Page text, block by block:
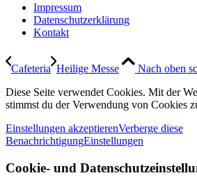
Impressum
Datenschutzerklärung
Kontakt
Cafeteria Heilige Messe
Nach oben
Diese Seite verwendet Cookies. Mit der
stimmst du der Verwendung von Cookies
Einstellungen akzeptierenVerberge diese
BenachrichtigungEinstellungen
Cookie- und